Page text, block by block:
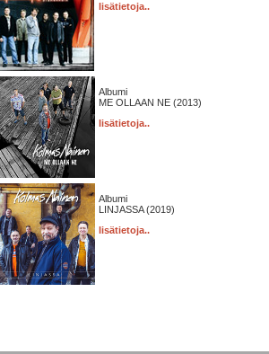
lisätietoja..
Albumi
ME OLLAAN NE (2013)
lisätietoja..
Albumi
LINJASSA (2019)
lisätietoja..